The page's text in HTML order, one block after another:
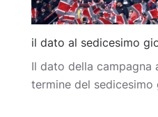
il dato al sedicesimo
Il dato della campagna
termine del